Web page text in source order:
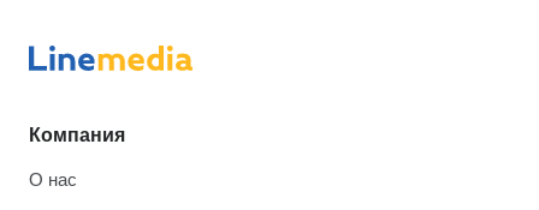
Компания
О нас